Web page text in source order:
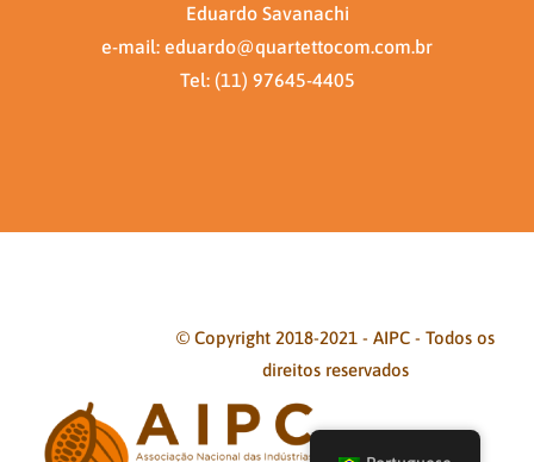
Eduardo Savanachi
e-mail: eduardo@quartettocom.com.br
Tel: (11) 97645-4405
© Copyright 2018-2021 - AIPC - Todos os
direitos reservados
Facebook